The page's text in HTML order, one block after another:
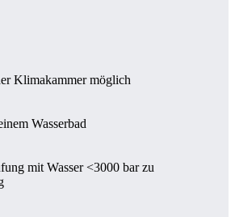
Klimakammer möglich
Wasserbad
mit Wasser <3000 bar zu